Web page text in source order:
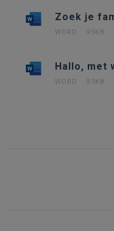
Zoek je
WORD 95KB
Hallo, met
WORD 93KB